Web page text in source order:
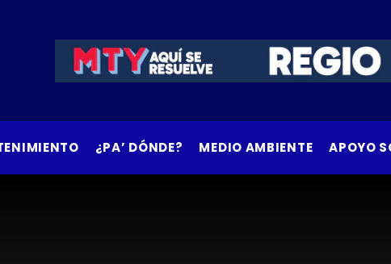
¿PA’ DÓNDE? MEDIO AMBIENTE APOYO